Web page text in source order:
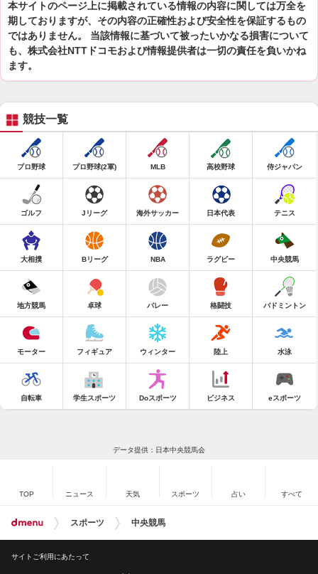
本サイトのページ上に掲載されている情報の内容に関しては万全を
期しておりますが、その内容の正確性および安全性を保証するもの
ではありません。 当該情報に基づいて被ったいかなる損害について
も、株式会社NTTドコモおよび情報提供者は一切の責任を負いかね
ます。
競技一覧
プロ野球 プロ野球(2軍) MLB 高校野球 侍ジャパン
ゴルフ Jリーグ 海外サッカー 日本代表 テニス
大相撲 Bリーグ NBA ラグビー 中央競馬
地方競馬 卓球 バレー 格闘技 バドミントン
モーター フィギュア ウィンター 陸上 水泳
自転車 学生スポーツ Doスポーツ ビジネス eスポーツ
データ提供：日本中央競馬会
TOP ニュース 天気 スポーツ 占い すべて
スポーツ 中央競馬
サイトご利用にあたって